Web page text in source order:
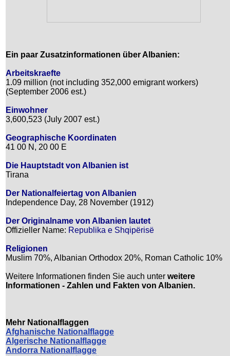
Ein paar Zusatzinformationen über Albanien:
Arbeitskraefte
1.09 million (not including 352,000 emigrant workers)
(September 2006 est.)
Einwohner
3,600,523 (July 2007 est.)
Geographische Koordinaten
41 00 N, 20 00 E
Die Hauptstadt von Albanien ist
Tirana
Der Nationalfeiertag von Albanien
Independence Day, 28 November (1912)
Der Originalname von Albanien lautet
Offizieller Name: Republika e Shqipërisë
Religionen
Muslim 70%, Albanian Orthodox 20%, Roman Catholic 10%
Weitere Informationen finden Sie auch unter weitere
Informationen - Zahlen und Fakten von Albanien.
Mehr Nationalflaggen
Afghanische Nationalflagge
Algerische Nationalflagge
Andorra Nationalflagge